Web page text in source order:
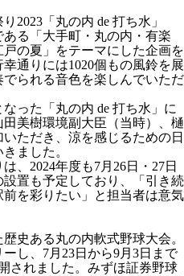
2023「丸の内 de 打ち水」
る「大手町・丸の内・有楽
の夏」をテーマにした企画を
通りには1020個もの風鈴を展
られる音色を楽しんでいただ
った「丸の内 de 打ち水」に
美樹環境副大臣（当時）、樋
ただき、涼を感じるための日
ました。
、2024年度も7月26日・27日
置も予定しており、「引き続
を彩りたい」と担当者は意気
史ある丸の内軟式野球大会。
し、7月23日から9月3日まで
されました。みずほ証券野球